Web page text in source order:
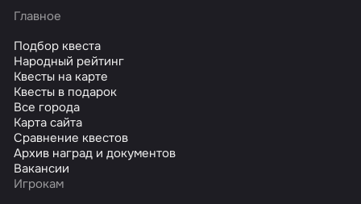
Главное
Подбор квеста
Народный рейтинг
Квесты на карте
Квесты в подарок
Все города
Карта сайта
Сравнение квестов
Архив наград и документов
Вакансии
Игрокам